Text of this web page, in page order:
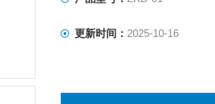
更新时间： 2025-10-16